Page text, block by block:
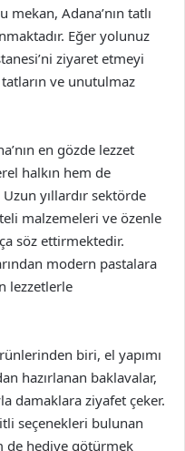
Adana’nın tatlı
Eğer yolunuz
ziyaret etmeyi
ve unutulmaz
en gözde lezzet
halkın hem de
yıllardır sektörde
malzemeleri ve özenle
söz ettirmektedir.
modern pastalara
lezzetlerle
biri, el yapımı
hazırlanan baklavalar,
damaklara ziyafet çeker.
seçenekleri bulunan
de hediye götürmek